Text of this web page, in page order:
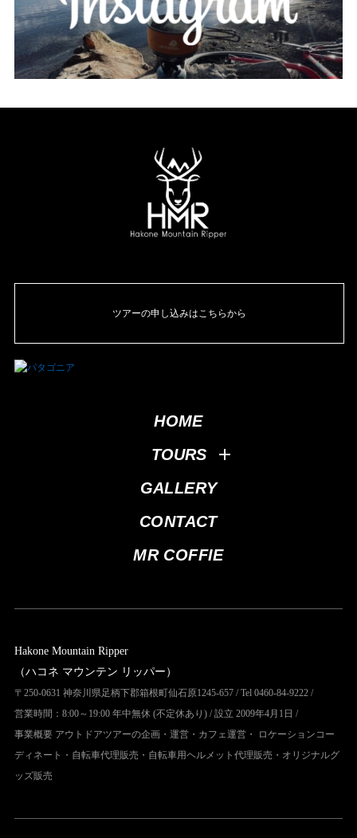
ツアーの申し込みはこちらから
HOME
TOURS
GALLERY
CONTACT
MR COFFIE
Hakone Mountain Ripper
（ハコネ マウンテン リッパー）
〒250-0631 神奈川県足柄下郡箱根町仙石原1245-657 / Tel 0460-84-9222 /
営業時間：8:00～19:00 年中無休 (不定休あり) / 設立 2009年4月1日 /
事業概要 アウトドアツアーの企画・運営・カフェ運営・ ロケーションコー
ディネート・自転車代理販売・自転車用ヘルメット代理販売・オリジナルグ
ッズ販売